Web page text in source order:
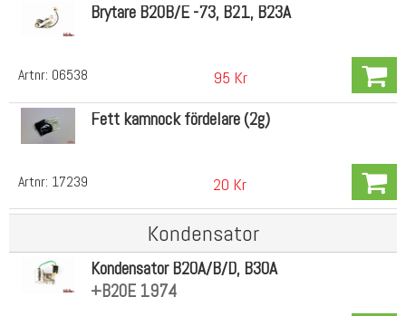
Artnr: 06538
Brytare B20B/E -73, B21, B23A
95 Kr
Artnr: 17239
Fett kamnock fördelare (2g)
20 Kr
Kondensator
Kondensator B20A/B/D, B30A
+B20E 1974